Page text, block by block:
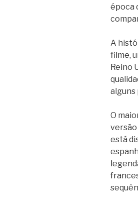
época
A
filme,
Reino
alguns
O
está